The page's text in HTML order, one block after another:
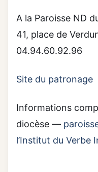
A la Paroisse ND
41, place de
04.94.60.92.96
Site du patronage
Informations
diocèse —
l’Institut du Verbe